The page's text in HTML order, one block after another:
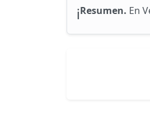
ℹ️Resumen. En